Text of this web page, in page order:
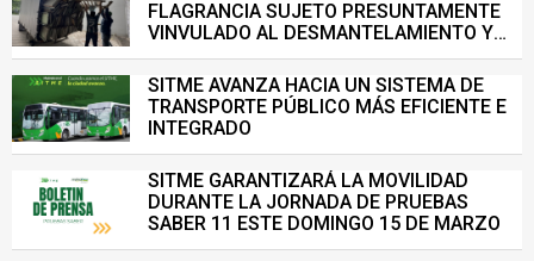
FLAGRANCIA SUJETO PRESUNTAMENTE
VINVULADO AL DESMANTELAMIENTO Y
VENTA ILEGAL DE INFRAESTRUCTURA DEL
SISTEMA DE TRANSPORTE MASIVO
SITME AVANZA HACIA UN SISTEMA DE
TRANSPORTE PÚBLICO MÁS EFICIENTE E
INTEGRADO
SITME GARANTIZARÁ LA MOVILIDAD
DURANTE LA JORNADA DE PRUEBAS
SABER 11 ESTE DOMINGO 15 DE MARZO